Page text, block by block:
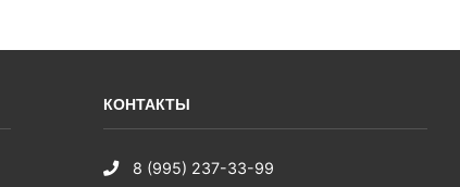
КОНТАКТЫ
8 (995) 237-33-99